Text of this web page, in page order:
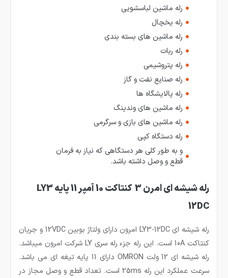
رله ماشین لباسشویی
رله یخچال
رله ماشین های بسته بندی
رله ربات
رله پتروشیمی
رله صنایع نفت و گاز
رله پالایشگاه ها
رله ماشین های وندینگ
رله ماشین های بازی و سرگرمی
رله دستگاه کپی
و به طور کلی هر دستگاهی که نیاز به فرمان
قطع و وصل داشته باشد.
رله شیشه ای امرن 3 کنتاکت 10 آمپر 11 پایه LY3
12DC
رله شیشه ای LY3-12DC امرون دارای ولتاژ بوبین 12VDC و جریان
کنتاکت 10A است. این رله جزء رله سری LY شرکت امرون میباشد.
رله شیشه ای 12 ولت OMRON دارای 11 پایه تیغه ای می باشد.
سرعت عملکرد این رله 25ms است. تعداد قطع و وصل مجاز در